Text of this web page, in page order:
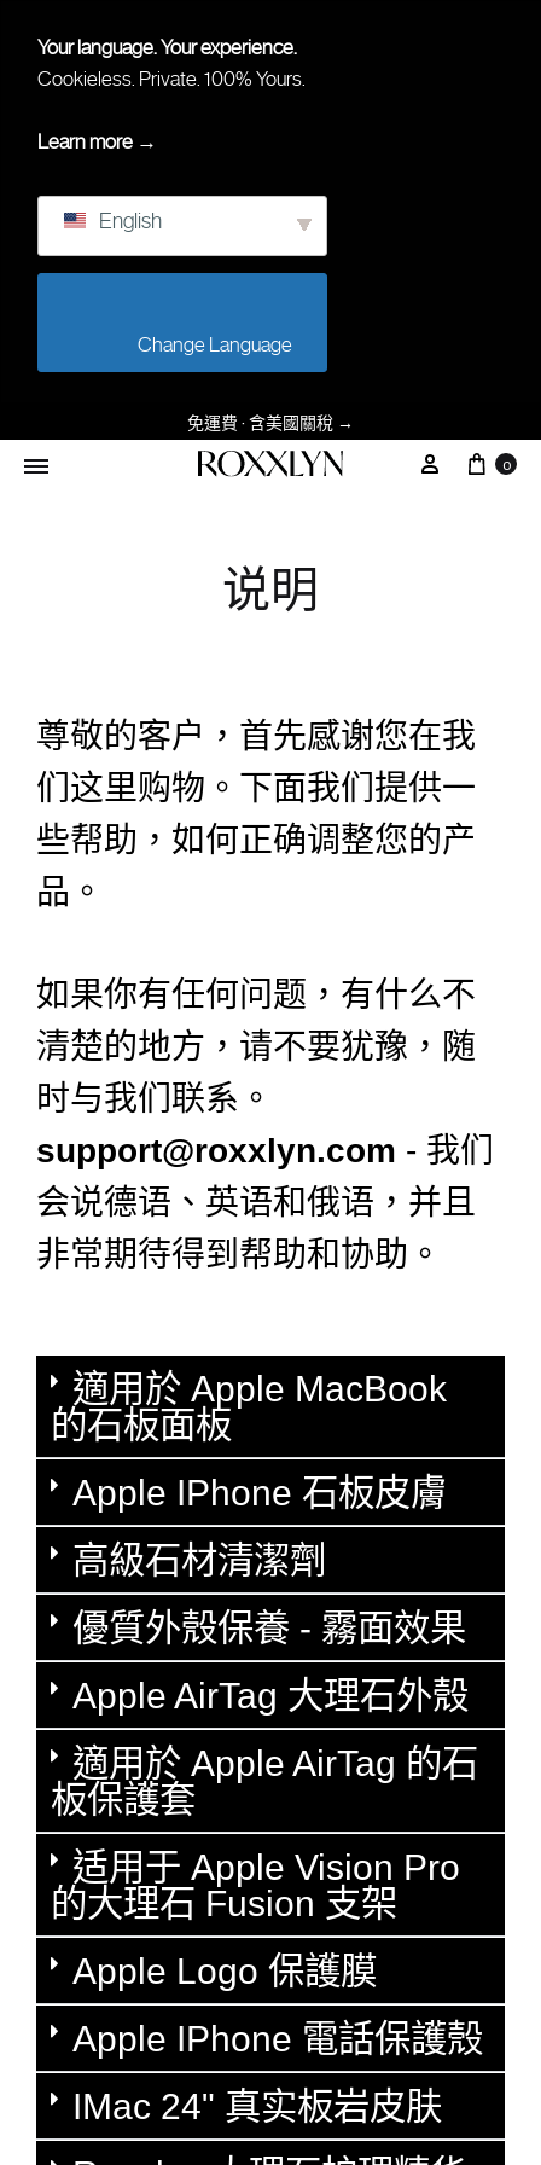
Your language. Your experience.
Cookieless. Private. 100% Yours.
Learn more →
English
免運費 · 含美國關稅 →
0
说明
尊敬的客户，首先感谢您在我
们这里购物。下面我们提供一
些帮助，如何正确调整您的产
品。
如果你有任何问题，有什么不
清楚的地方，请不要犹豫，随
时与我们联系。
support@roxxlyn.com - 我们
会说德语、英语和俄语，并且
非常期待得到帮助和协助。
適用於 Apple MacBook
的石板面板
Apple IPhone 石板皮膚
高級石材清潔劑
優質外殼保養 - 霧面效果
Apple AirTag 大理石外殼
適用於 Apple AirTag 的石
板保護套
适用于 Apple Vision Pro
的大理石 Fusion 支架
Apple Logo 保護膜
Apple IPhone 電話保護殼
IMac 24" 真实板岩皮肤